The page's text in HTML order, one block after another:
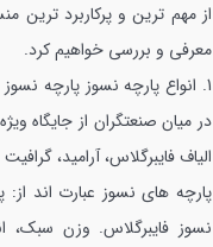
از مهم ترین و پرکاربرد
معرفی و بررسی خواهیم کرد.
1. انواع پارچه نسوز
پارچه
در میان صنعتگران از جایگاه
الیاف فایبرگلاس، آرامید،
پارچه های نسوز عبارت اند از:
نسوز فایبرگلاس. وزن سبک،